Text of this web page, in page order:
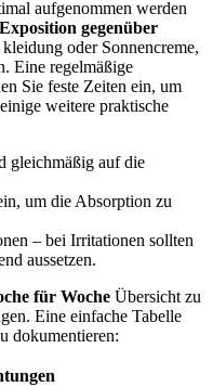
aufgenommen werden
gegenüber⁤
oder Sonnencreme,
Eine regelmäßige
Sie feste Zeiten ein, um
weitere praktische
gleichmäßig auf die
um die Absorption zu
– bei Irritationen‍ sollten
aussetzen.
für Woche Übersicht zu
Eine einfache Tabelle
‍dokumentieren: